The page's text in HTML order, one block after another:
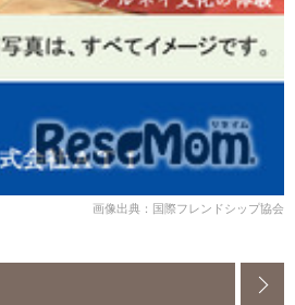
画像出典：国際フレンドシップ協会